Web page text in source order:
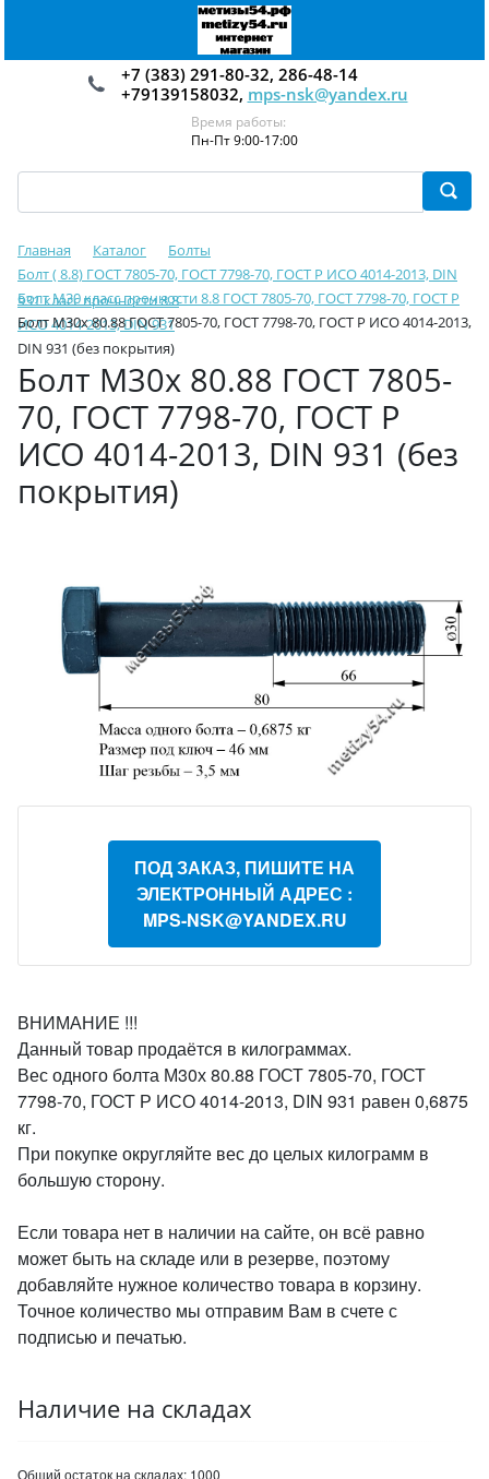
+7 (383) 291-80-32, 286-48-14
+79139158032, mps-nsk@yandex.ru
Время работы:
Пн-Пт 9:00-17:00
Главная Каталог
Болты
Болт ( 8.8) ГОСТ 7805-70, ГОСТ 7798-70, ГОСТ Р ИСО 4014-2013, DIN
931 класс прочности 8.8
Болт М30 класс прочности 8.8 ГОСТ 7805-70, ГОСТ 7798-70, ГОСТ Р
ИСО 4014-2013, DIN 931
Болт М30х 80.88 ГОСТ 7805-70, ГОСТ 7798-70, ГОСТ Р ИСО 4014-2013,
DIN 931 (без покрытия)
Болт М30х 80.88 ГОСТ 7805-
70, ГОСТ 7798-70, ГОСТ Р
ИСО 4014-2013, DIN 931 (без
покрытия)
ПОД ЗАКАЗ, ПИШИТЕ НА
ЭЛЕКТРОННЫЙ АДРЕС :
MPS-NSK@YANDEX.RU
ВНИМАНИЕ !!!
Данный товар продаётся в килограммах.
Вес одного болта М30х 80.88 ГОСТ 7805-70, ГОСТ
7798-70, ГОСТ Р ИСО 4014-2013, DIN 931 равен 0,6875
кг.
При покупке округляйте вес до целых килограмм в
большую сторону.
Если товара нет в наличии на сайте, он всё равно
может быть на складе или в резерве, поэтому
добавляйте нужное количество товара в корзину.
Точное количество мы отправим Вам в счете с
подписью и печатью.
Наличие на складах
Общий остаток на складах: 1000